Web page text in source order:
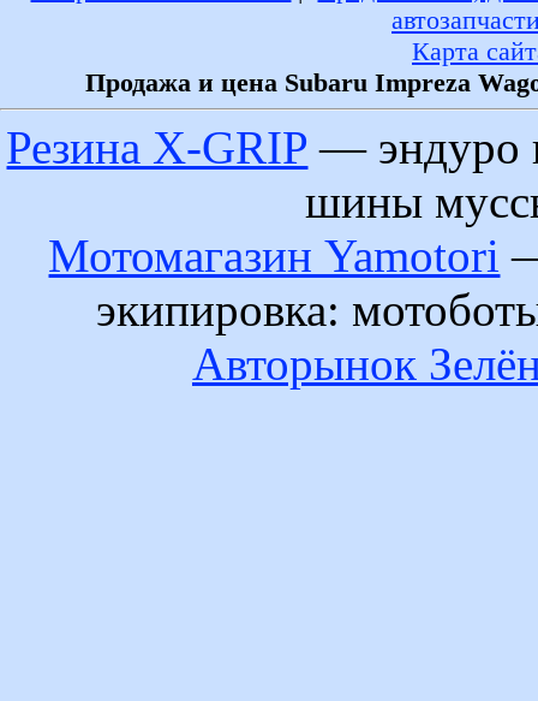
Карта
Продажа и цена Subaru Impreza
Резина X-GRIP — эндуро
шины
Мотомагазин Yamotori
экипировка:
Авторынок